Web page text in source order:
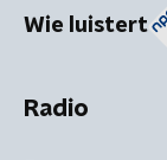
Wie luistert
Radio